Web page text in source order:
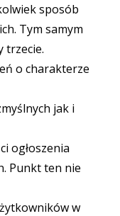
sposób
Tym samym
trzecie.
o charakterze
jak i
ogłoszenia
Punkt ten nie
w